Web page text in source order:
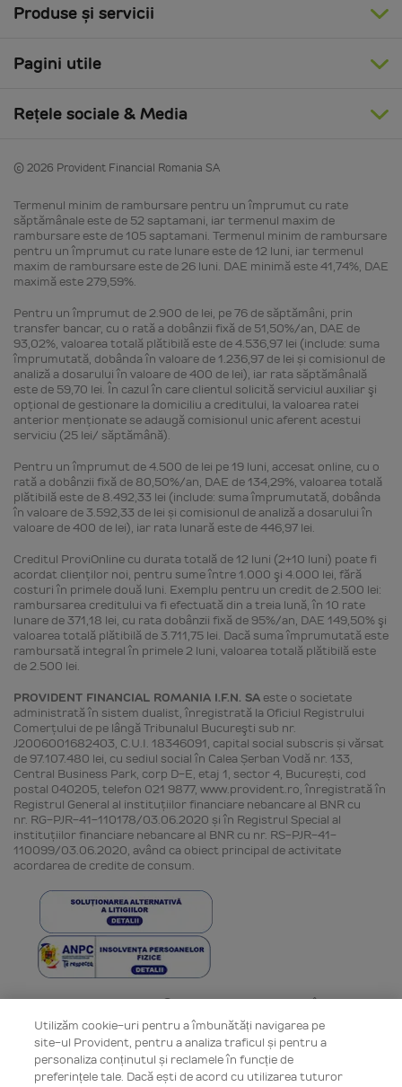
Produse și servicii
Pagini utile
Rețele sociale & Media
© 2026 Provident Financial Romania SA
Termenul minim de rambursare pentru un împrumut cu rate
săptămânale este de 52 saptamani, iar termenul maxim de
rambursare este de 105 saptamani. Termenul minim de rambursare
pentru un împrumut cu rate lunare este de 12 luni, iar termenul
maxim de rambursare este de 26 luni. DAE minimă este 41,74%, DAE
maximă este 279,59%.
Pentru un împrumut de 2.900 de lei, pe 76 de săptămâni, prin
transfer bancar, cu o rată a dobânzii fixă de 51,50%/an, DAE de
93,02%, valoarea totală plătibilă este de 4.536,97 lei (include: suma
împrumutată, dobânda în valoare de 1.236,97 de lei și comisionul de
analiză a dosarului în valoare de 400 de lei), iar rata săptămânală
este de 59,70 lei. În cazul în care clientul solicită serviciul auxiliar şi
opţional de gestionare la domiciliu a creditului, la valoarea ratei
anterior menţionate se adaugă comisionul unic aferent acestui
serviciu (25 lei/ săptămână).
Pentru un împrumut de 4.500 de lei pe 19 luni, accesat online, cu o
rată a dobânzii fixă de 80,50%/an, DAE de 134,29%, valoarea totală
plătibilă este de 8.492,33 lei (include: suma împrumutată, dobânda
în valoare de 3.592,33 de lei și comisionul de analiză a dosarului în
valoare de 400 de lei), iar rata lunară este de 446,97 lei.
Creditul ProviOnline cu durata totală de 12 luni (2+10 luni) poate fi
acordat clienţilor noi, pentru sume între 1.000 şi 4.000 lei, fără
costuri în primele două luni. Exemplu pentru un credit de 2.500 lei:
rambursarea creditului va fi efectuată din a treia lună, în 10 rate
lunare de 371,18 lei, cu rata dobânzii fixă de 95%/an, DAE 149,50% şi
valoarea totală plătibilă de 3.711,75 lei. Dacă suma împrumutată este
rambursată integral în primele 2 luni, valoarea totală plătibilă este
de 2.500 lei.
PROVIDENT FINANCIAL ROMANIA I.F.N. SA este o societate
administrată în sistem dualist, înregistrată la Oficiul Registrului
Comerţului de pe lângă Tribunalul Bucureşti sub nr.
J2006001682403, C.U.I. 18346091, capital social subscris și vărsat
de 97.107.480 lei, cu sediul social în Calea Șerban Vodă nr. 133,
Central Business Park, corp D-E, etaj 1, sector 4, București, cod
postal 040205, telefon 021 9877, www.provident.ro, înregistrată în
Registrul General al instituţiilor financiare nebancare al BNR cu
nr. RG-PJR-41-110178/03.06.2020 și în Registrul Special al
instituţiilor financiare nebancare al BNR cu nr. RS-PJR-41-
110099/03.06.2020, având ca obiect principal de activitate
acordarea de credite de consum.
Toate drepturile rezervate © Provident Financial România 2006 -
2026Utilizăm cookie-uri pentru a îmbunătăți navigarea pe
site-ul Provident, pentru a analiza traficul și pentru a
personaliza conținutul și reclamele în funcție de
preferințele tale. Dacă ești de acord cu utilizarea tuturor